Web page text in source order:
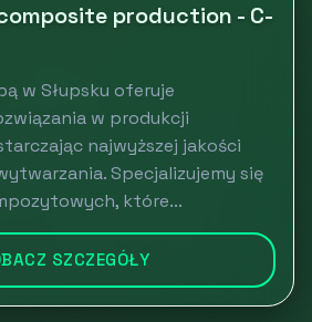
production - C-
w Słupsku oferuje
w produkcji
najwyższej jakości
Specjalizujemy się
które...
SZCZEGÓŁY